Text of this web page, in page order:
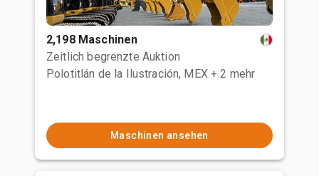
2,198 Maschinen
Zeitlich begrenzte Auktion
Polotitlán de la Ilustración, MEX + 2 mehr
Maschinen ansehen